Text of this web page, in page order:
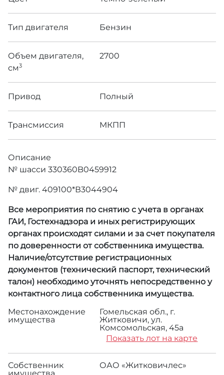
Тип двигателя Бензин
Объем двигателя,
см3
2700
Привод Полный
Трансмиссия МКПП
Описание
№ шасси 330360B0459912
№ двиг. 409100*В3044904
Все мероприятия по снятию с учета в органах
ГАИ, Гостехнадзора и иных регистрирующих
органах происходят силами и за счет покупателя
по доверенности от собственника имущества.
Наличие/отсутствие регистрационных
документов (технический паспорт, технический
талон) необходимо уточнять непосредственно у
контактного лица собственника имущества.
Местонахождение
имущества
Гомельская обл., г.
Житковичи, ул.
Комсомольская, 45а
Показать лот на карте
Собственник
имущества
ОАО «Житковичлес»